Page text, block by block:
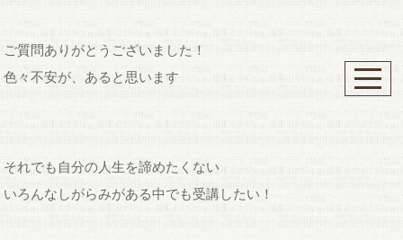
ご質問ありがとうございました！
色々不安が、あると思います
それでも自分の人生を諦めたくない
いろんなしがらみがある中でも受講したい！